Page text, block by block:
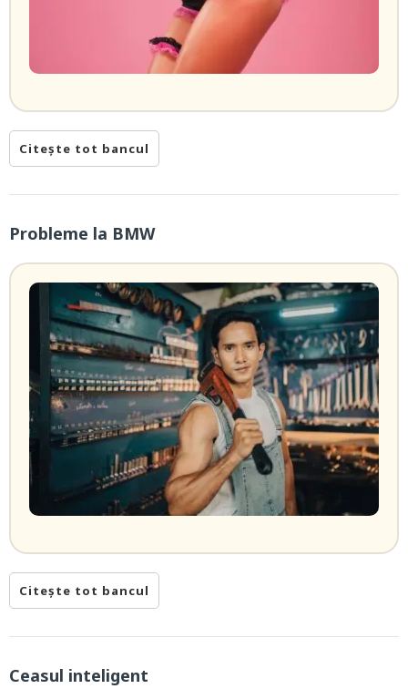
Citește tot bancul
Probleme la BMW
Citește tot bancul
Ceasul inteligent